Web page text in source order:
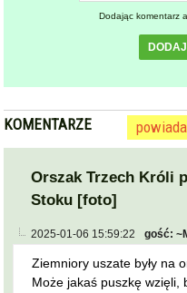
Dodając komentarz
KOMENTARZE
Orszak Trzech Króli
Stoku [foto]
2025-01-06 15:59:22 gość:
Ziemniory uszate były na
Może jakaś puszkę wzięli,